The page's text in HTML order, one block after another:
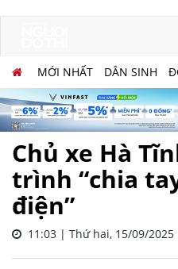
MỚI NHẤT DÂN SINH
Chủ xe Hà
trình “chia
điện”
11:03 | Thứ hai, 15/09/2025